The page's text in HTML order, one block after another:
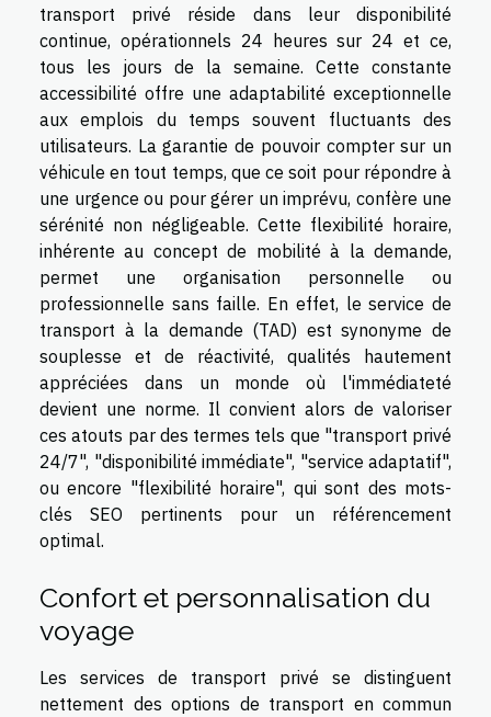
transport privé réside dans leur disponibilité
continue, opérationnels 24 heures sur 24 et ce,
tous les jours de la semaine. Cette constante
accessibilité offre une adaptabilité exceptionnelle
aux emplois du temps souvent fluctuants des
utilisateurs. La garantie de pouvoir compter sur un
véhicule en tout temps, que ce soit pour répondre à
une urgence ou pour gérer un imprévu, confère une
sérénité non négligeable. Cette flexibilité horaire,
inhérente au concept de mobilité à la demande,
permet une organisation personnelle ou
professionnelle sans faille. En effet, le service de
transport à la demande (TAD) est synonyme de
souplesse et de réactivité, qualités hautement
appréciées dans un monde où l'immédiateté
devient une norme. Il convient alors de valoriser
ces atouts par des termes tels que "transport privé
24/7", "disponibilité immédiate", "service adaptatif",
ou encore "flexibilité horaire", qui sont des mots-
clés SEO pertinents pour un référencement
optimal.
Confort et personnalisation du
voyage
Les services de transport privé se distinguent
nettement des options de transport en commun